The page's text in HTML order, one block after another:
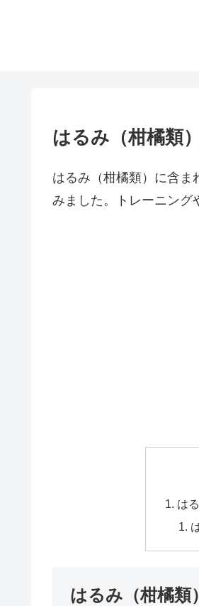
はるみ（柑橘類
はるみ（柑橘類）に含ま
みました。トレーニング
は
はるみ（柑橘類